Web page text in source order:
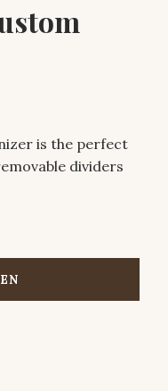
is the perfect
dividers